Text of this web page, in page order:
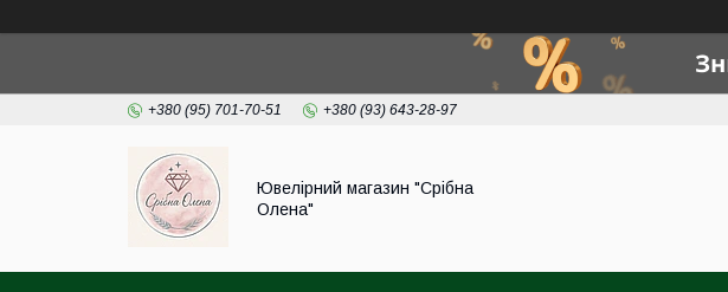
+380 (95) 701-70-51 +380 (93) 643-28-97
Ювелірний магазин "Срібна
Олена"